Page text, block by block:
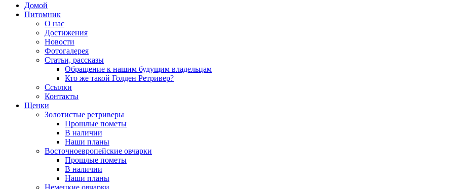
Домой
Питомник
О нас
Достижения
Новости
Фотогалерея
Статьи, рассказы
Обращение к нашим будущим владельцам
Кто же такой Голден Ретривер?
Ссылки
Контакты
Щенки
Золотистые ретриверы
Прошлые пометы
В наличии
Наши планы
Восточноевропейские овчарки
Прошлые пометы
В наличии
Наши планы
Немецкие овчарки